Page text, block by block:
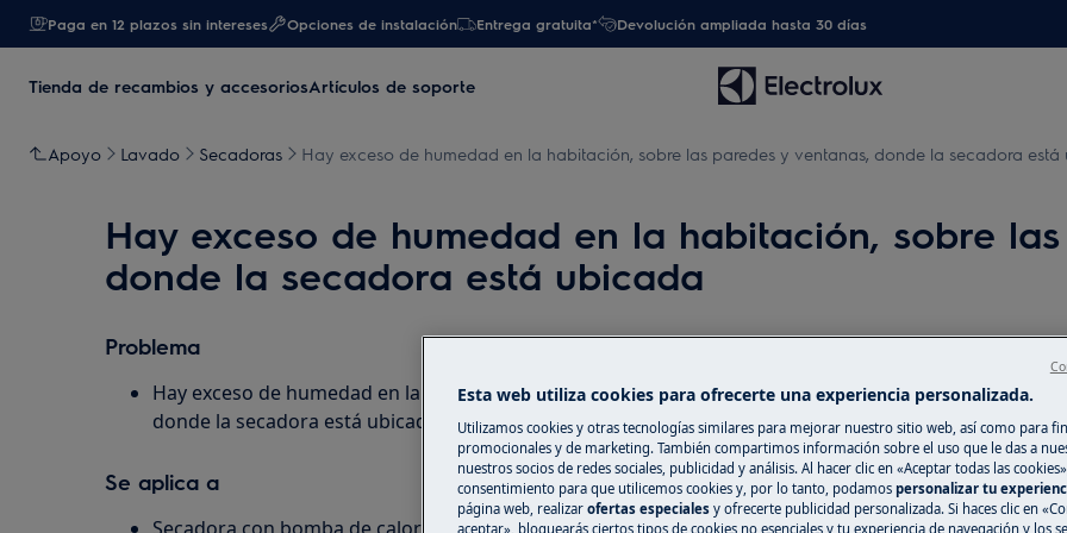
Paga en 12 plazos sin intereses Opciones de instalación Entrega gratuita* Devolución ampliada hasta 30 días
Tienda de recambios y accesoriosArtículos de soporte
Apoyo Lavado Secadoras Hay exceso de humedad en la habitación, sobre las paredes y ventanas, donde la secadora está
Hay exceso de humedad en la habitación, sobre
donde la secadora está ubicada
Problema
Hay exceso de humedad en la habitación, sobre las paredes y ventanas,
donde la secadora está ubicada
Se aplica a
Repuestos y
Encuentra
electrodoméstico
recíbelos
Esta web utiliza cookies para ofrecerte una experiencia personalizada.
Utilizamos cookies y otras tecnologías similares para mejorar nuestro sitio web, así como para
promocionales y de marketing. También compartimos información sobre el uso que le das a
nuestros socios de redes sociales, publicidad y análisis. Al hacer clic en «Aceptar todas las
consentimiento para que utilicemos cookies y, por lo tanto, podamos personalizar tu
página web, realizar ofertas especiales y ofrecerte publicidad personalizada. Si haces clic en
aceptar», bloquearás ciertos tipos de cookies no esenciales y tu experiencia de navegación y los